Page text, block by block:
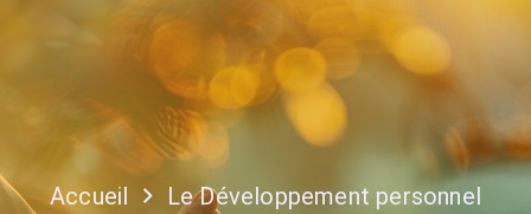
Accueil
Le Développement personnel